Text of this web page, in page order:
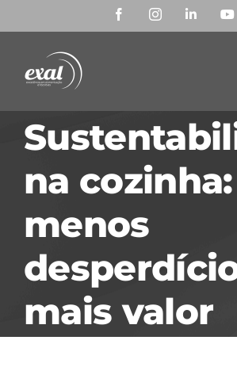
para
conteúdo
FacebookInstagramLinkedIn
na cozinha:
menos
mais valor